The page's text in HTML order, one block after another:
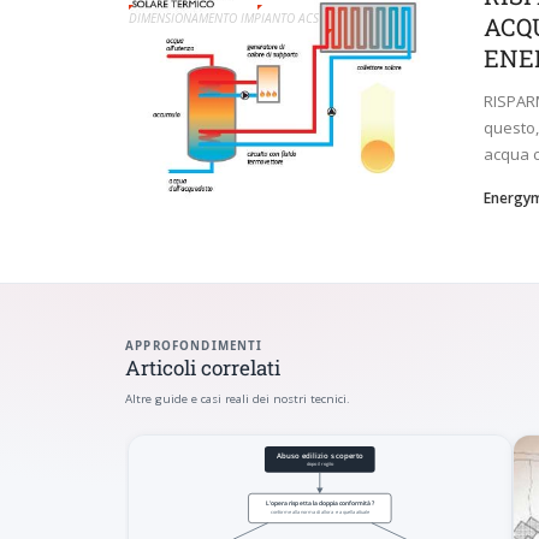
DIMENSIONAMENTO IMPIANTO ACS
acqua
APPROFONDIMENTI
Articoli correlati
Altre guide e casi reali dei nostri tecnici.